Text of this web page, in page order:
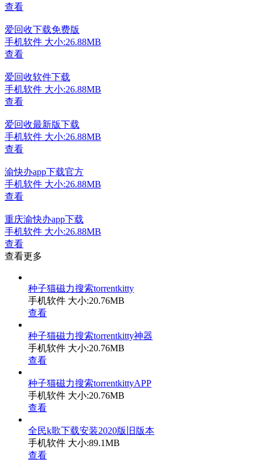
查看
爱回收下载免费版
手机软件 大小:26.88MB
查看
爱回收软件下载
手机软件 大小:26.88MB
查看
爱回收最新版下载
手机软件 大小:26.88MB
查看
渝快办app下载官方
手机软件 大小:26.88MB
查看
重庆渝快办app下载
手机软件 大小:26.88MB
查看
查看更多
种子猫磁力搜索torrentkitty
手机软件 大小:20.76MB
查看
种子猫磁力搜索torrentkitty神器
手机软件 大小:20.76MB
查看
种子猫磁力搜索torrentkittyAPP
手机软件 大小:20.76MB
查看
全民k歌下载安装2020版旧版本
手机软件 大小:89.1MB
查看